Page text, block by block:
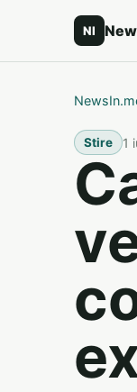
NI
Stire 1